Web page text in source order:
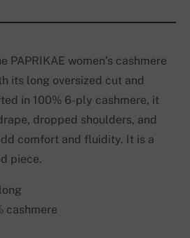
PAPRIKAE women’s cashmere
its long oversized cut and
in 100% 6-ply cashmere, it
dropped shoulders, and
comfort and fluidity. It is a
piece.
cashmere